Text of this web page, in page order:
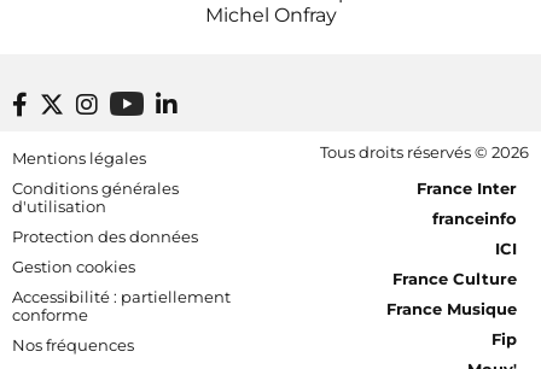
Michel Onfray
Footer bottom
Mentions légales
Conditions générales
d'utilisation
Protection des données
Gestion cookies
Accessibilité : partiellement
conforme
Nos fréquences
Tous droits réservés © 2026
[RDF] Pied de page - Mobile
France Inter
franceinfo
ICI
France Culture
France Musique
Fip